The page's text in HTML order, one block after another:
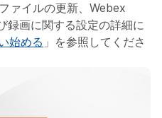
ァイルの更新、Webex
録画に関する設定の詳細に
始める 」を参照してくださ